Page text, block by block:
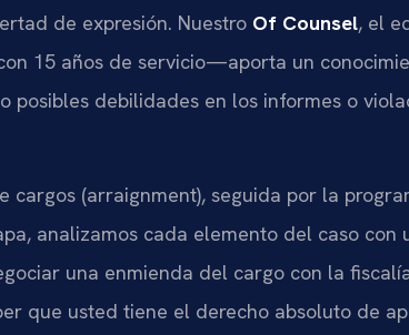
de expresión. Nuestro Of Counsel, el
15 años de servicio—aporta un
posibles debilidades en los informes o
cargos (arraignment), seguida por la
analizamos cada elemento del caso con
una enmienda del cargo con la
que usted tiene el derecho absoluto de